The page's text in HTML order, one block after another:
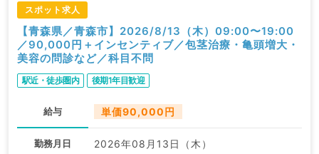
スポット求人
【青森県／青森市】2026/8/13（木）09:00〜19:00
／90,000円＋インセンティブ／包茎治療・亀頭増大・
美容の問診など／科目不問
駅近・徒歩圏内 後期1年目歓迎
給与 単価90,000円
勤務月日 2026年08月13日（木）